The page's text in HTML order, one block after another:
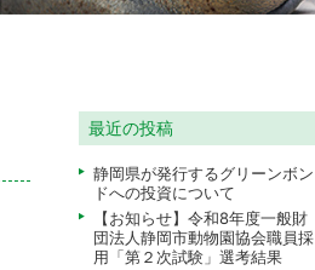
最近の投稿
静岡県が発行するグリーンボン
ドへの投資について
【お知らせ】令和8年度一般財
団法人静岡市動物園協会職員採
用「第２次試験」選考結果